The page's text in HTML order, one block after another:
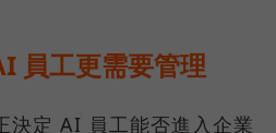
員工更需要管理
決定 AI 員工能否進入企業